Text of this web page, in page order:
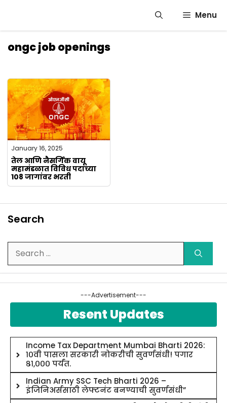
content
Menu
ongc job openings
January 16, 2025
तेल आणि नैसर्गिक वायू
महामंडळात विविध पदांच्या
108 जागांवर भरती
Search
for:
---Advertisement---
Resent Updates
Income Tax Department Mumbai Bharti 2026:
१०वी पासला सरकारी नोकरीची सुवर्णसंधी! पगार
८१,००० पर्यंत.
Indian Army SSC Tech Bharti 2026 –
इंजिनिअर्ससाठी लेफ्टनंट बनण्याची सुवर्णसंधी”